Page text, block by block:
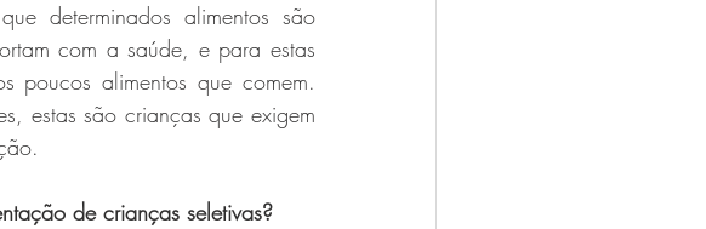
determinados alimentos são
com a saúde, e para estas
poucos alimentos que comem.
estas são crianças que exigem
de crianças seletivas?